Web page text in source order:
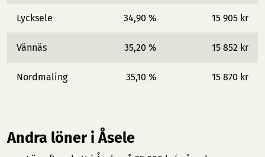
Lycksele 34,90 % 15 905 kr
Vännäs 35,20 % 15 852 kr
Nordmaling 35,10 % 15 870 kr
Andra löner i Åsele